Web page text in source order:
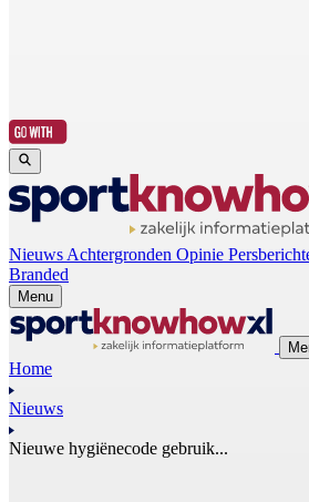
Nieuws Achtergronden Opinie
Branded
Menu
Home
Nieuws
Nieuwe hygiënecode gebruik...